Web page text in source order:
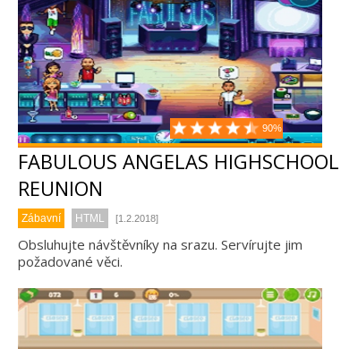
90%
FABULOUS ANGELAS HIGHSCHOOL
REUNION
Zábavní HTML [1.2.2018]
Obsluhujte návštěvníky na srazu. Servírujte jim
požadované věci.